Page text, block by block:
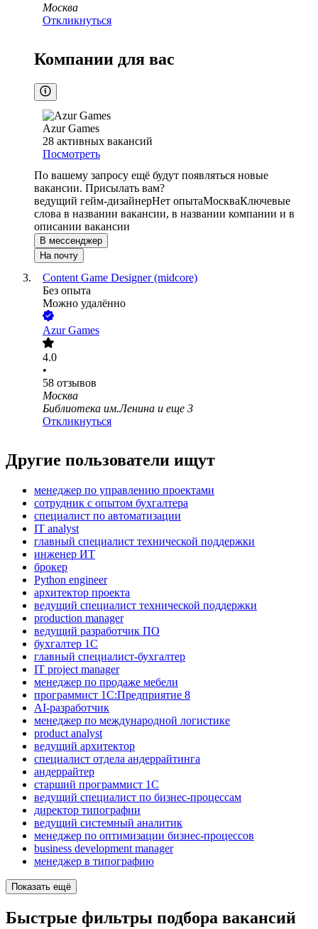
Москва
Откликнуться
Компании для вас
Azur Games
28 активных вакансий
Посмотреть
По вашему запросу ещё будут появляться новые
вакансии. Присылать вам?
ведущий гейм-дизайнерНет опытаМоскваКлючевые
слова в названии вакансии, в названии компании и в
описании вакансии
В мессенджер
На почту
Content Game Designer (midcore)
Без опыта
Можно удалённо
Azur Games
4.0
•
58 отзывов
Москва
Библиотека им.Ленина и еще 3
Откликнуться
Другие пользователи ищут
менеджер по управлению проектами
сотрудник с опытом бухгалтера
специалист по автоматизации
IT analyst
главный специалист технической поддержки
инженер ИТ
брокер
Python engineer
архитектор проекта
ведущий специалист технической поддержки
production manager
ведущий разработчик ПО
бухгалтер 1C
главный специалист-бухгалтер
IT project manager
менеджер по продаже мебели
программист 1С:Предприятие 8
AI-разработчик
менеджер по международной логистике
product analyst
ведущий архитектор
специалист отдела андеррайтинга
андеррайтер
старший программист 1С
ведущий специалист по бизнес-процессам
директор типографии
ведущий системный аналитик
менеджер по оптимизации бизнес-процессов
business development manager
менеджер в типографию
Показать ещё
Быстрые фильтры подбора вакансий